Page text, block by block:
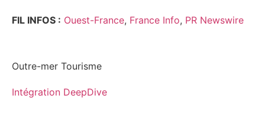
FIL INFOS : Ouest-France, France Info, PR Newswire
Outre-mer Tourisme
Intégration DeepDive